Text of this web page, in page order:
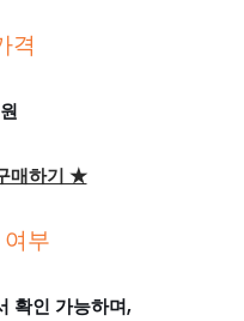
격
매하기 ★
부
확인 가능하며,